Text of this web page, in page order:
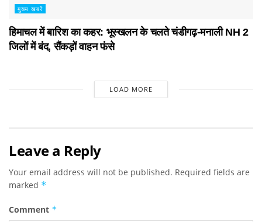
मुख्य ख़बरें
हिमाचल में बारिश का कहर: भूस्खलन के चलते चंडीगढ़-मनाली NH 2
जिलों में बंद, सैंकड़ों वाहन फंसे
LOAD MORE
Leave a Reply
Your email address will not be published. Required fields are
marked *
Comment *